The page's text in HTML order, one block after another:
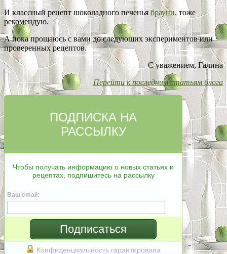
И классный рецепт шоколадного печеньябрауни, тоже
рекомендую.
А пока прощаюсь с вами до следующих экспериментов или
проверенных рецептов.
С уважением, Галина
Перейти к последним статьям блога
ПОДПИСКА НА
РАССЫЛКУ
Чтобы получать информацию о новых статьях и
рецептах, подпишитесь на рассылку
Ваш email:
Подписаться
Конфиденциальность гарантирована